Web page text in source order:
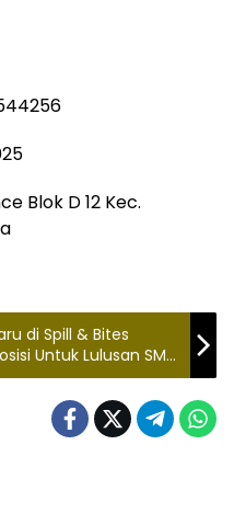
Blok D 12 Kec.
di Spill & Bites
Untuk Lulusan SMA